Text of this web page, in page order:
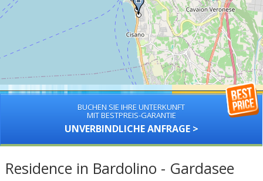
BUCHEN SIE IHRE UNTERKUNFT
MIT BESTPREIS-GARANTIE
UNVERBINDLICHE ANFRAGE >
Residence in Bardolino - Gardasee